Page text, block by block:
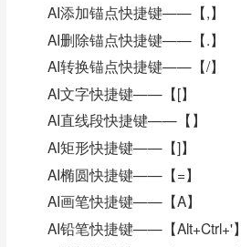
AI添加锚点快捷键——【,】
AI删除锚点快捷键——【.】
AI转换锚点快捷键——【/】
AI文字快捷键——【[】
AI直线段快捷键——【】
AI矩形快捷键——【]】
AI椭圆快捷键——【=】
AI画笔快捷键——【A】
AI铅笔快捷键——【Alt+Ctrl+'】